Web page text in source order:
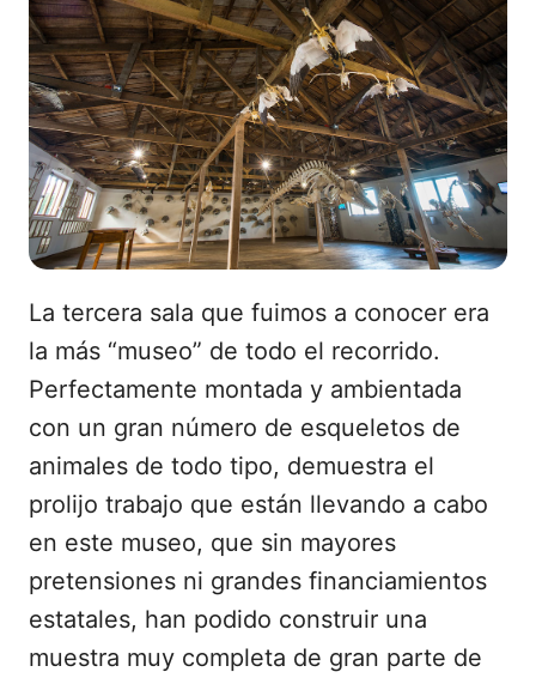
La tercera sala que fuimos a conocer era
la más “museo” de todo el recorrido.
Perfectamente montada y ambientada
con un gran número de esqueletos de
animales de todo tipo, demuestra el
prolijo trabajo que están llevando a cabo
en este museo, que sin mayores
pretensiones ni grandes financiamientos
estatales, han podido construir una
muestra muy completa de gran parte de